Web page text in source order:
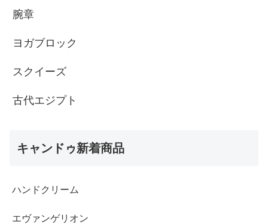
腕章
ヨガブロック
スクイーズ
古代エジプト
キャンドゥ新着商品
ハンドクリーム
エヴァンゲリオン